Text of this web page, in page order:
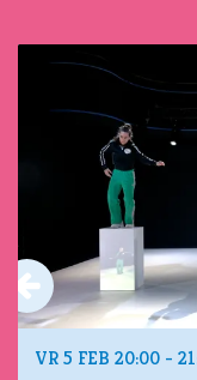
VR 5 FEB 20:00 -